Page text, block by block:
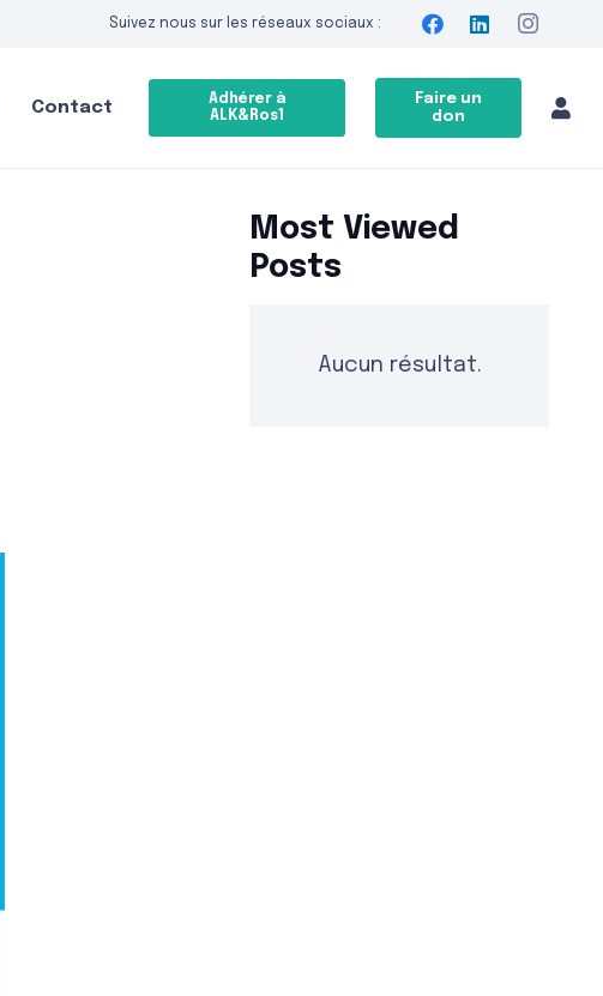
Suivez nous sur les réseaux sociaux :
Contact
Adhérer à
ALK&Ros1
Faire un
don
Most Viewed
Posts
Aucun résultat.